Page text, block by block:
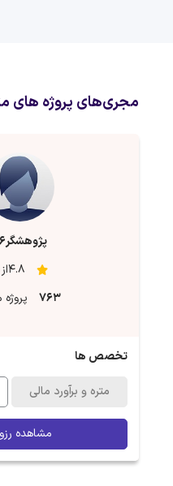
مجری‌های پروژه های
پژوهشگر96
4.8از 5
763
تخصص ها
متره و برآورد مالی
مشاهده